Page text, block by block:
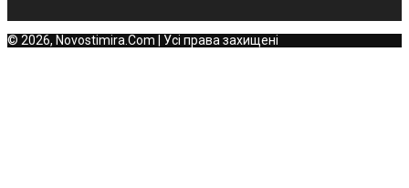
© 2026, Novostimira.Com | Усі права захищені